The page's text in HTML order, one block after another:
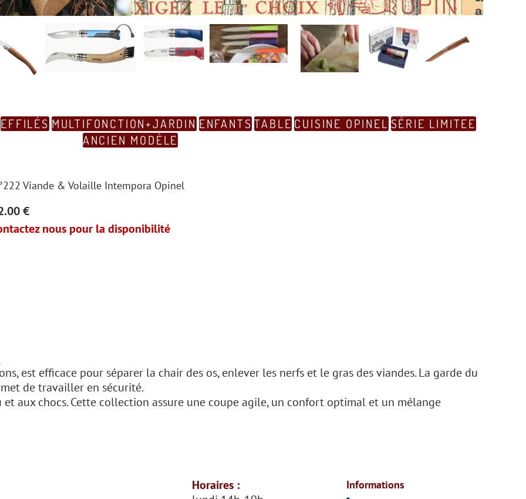
Informations
Horaires :
EFFILÉS MULTIFONCTION+JARDIN ENFANTS TABLE CUISINE OPINEL SÉRIE LIMITEE
ANCIEN MODÈLE
Viande & Volaille Intempora Opinel
€
nous pour la disponibilité
est efficace pour séparer la chair des os, enlever les nerfs et le gras des viandes. La garde du
de travailler en sécurité.
et aux chocs. Cette collection assure une coupe agile, un confort optimal et un mélange